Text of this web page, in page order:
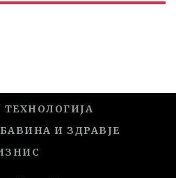
ТЕХНОЛОГИЈА
И ЗДРАВЈЕ